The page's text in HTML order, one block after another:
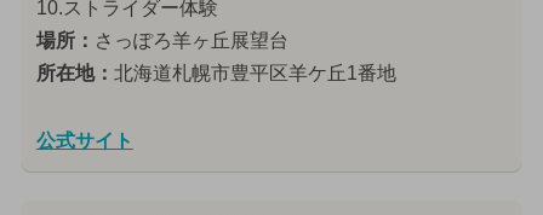
10.ストライダー体験
場所： さっぽろ羊ヶ丘展望台
所在地： 北海道札幌市豊平区羊ケ丘1番地
公式サイト